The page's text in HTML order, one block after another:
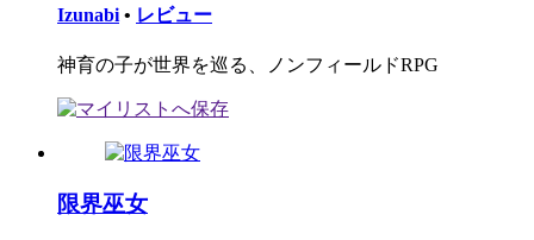
Izunabi • レビュー
神育の子が世界を巡る、ノンフィールドRPG
限界巫女